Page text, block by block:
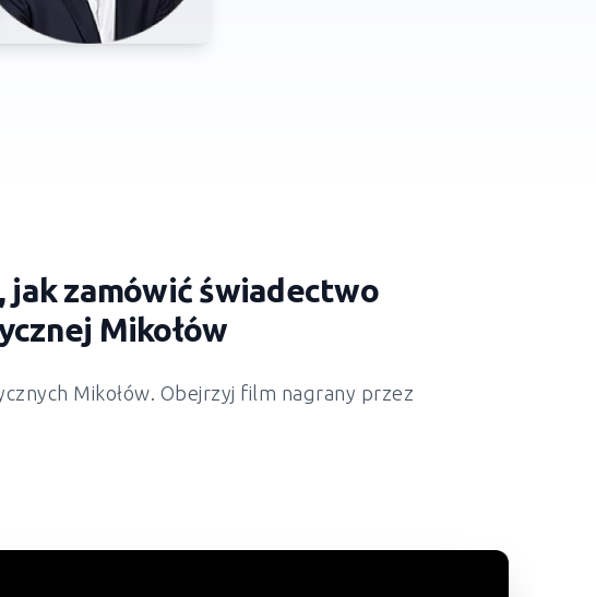
zamówić świadectwo
Mikołów
Mikołów. Obejrzyj film nagrany przez